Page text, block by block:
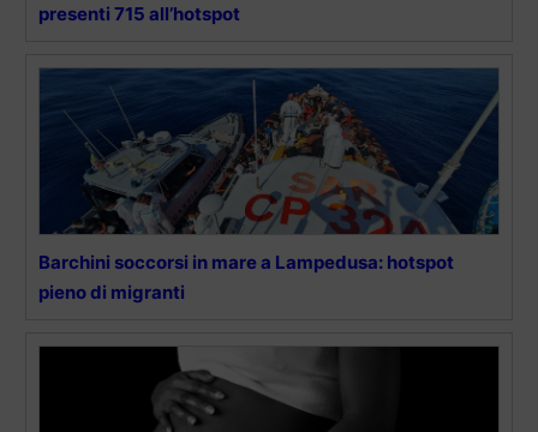
presenti 715 all’hotspot
Barchini soccorsi in mare a Lampedusa: hotspot
pieno di migranti